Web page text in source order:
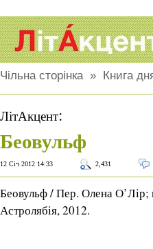
Чільна сторінка» Книга
ЛітАкцент:
Беовульф
12 Січ 2012 14:33 2,431
Беовульф / Пер. Олена
Астролябія, 2012.